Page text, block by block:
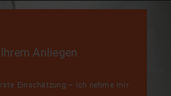
Anliegen
Einschätzung – ich nehme mir